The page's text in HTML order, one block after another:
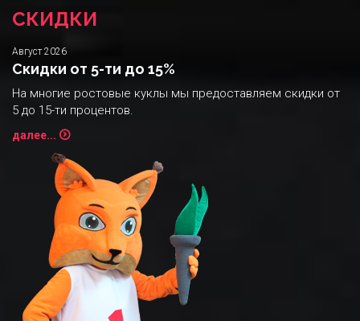
СКИДКИ
Август 2026
Скидки от 5-ти до 15%
На многие ростовые куклы мы предоставляем скидки от
5 до 15-ти процентов.
далее...